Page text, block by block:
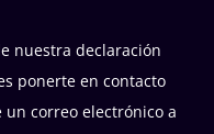
nuestra declaración
ponerte en contacto
correo electrónico a